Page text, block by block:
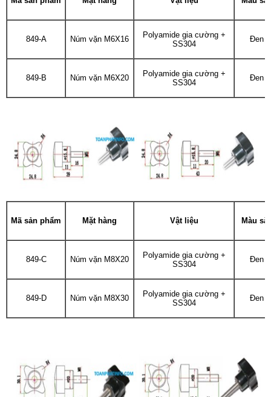
849-A Núm vặn M6X16
Polyamide gia cường +
SS304
Đen
849-B Núm vặn M6X20
Polyamide gia cường +
SS304
Đen
Mã sản phẩm Mặt hàng Vật liệu Màu
849-C Núm vặn M8X20
Polyamide gia cường +
SS304
Đen
849-D Núm vặn M8X30
Polyamide gia cường +
SS304
Đen